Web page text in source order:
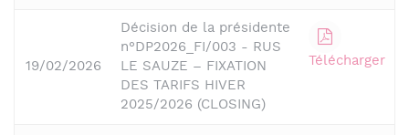
19/02/2026
Décision de la présidente
n°DP2026_FI/003 - RUS
LE SAUZE – FIXATION
DES TARIFS HIVER
2025/2026 (CLOSING)
Télécharger